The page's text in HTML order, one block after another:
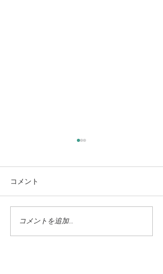
蓼科高原ではニッコウキ
スゲが咲き始めました
コメント
コメントを追加…